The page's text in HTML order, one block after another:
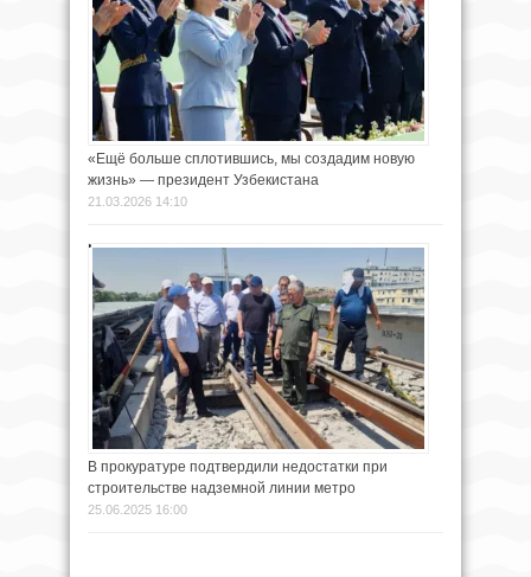
«Ещё больше сплотившись, мы создадим новую
жизнь» — президент Узбекистана
21.03.2026 14:10
В прокуратуре подтвердили недостатки при
строительстве надземной линии метро
25.06.2025 16:00